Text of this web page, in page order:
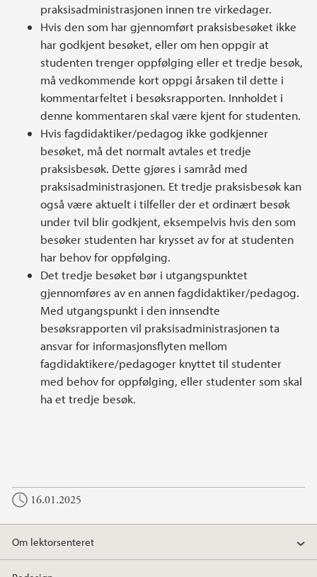
praksisadministrasjonen innen tre virkedager.
Hvis den som har gjennomført praksisbesøket ikke
har godkjent besøket, eller om hen oppgir at
studenten trenger oppfølging eller et tredje besøk,
må vedkommende kort oppgi årsaken til dette i
kommentarfeltet i besøksrapporten. Innholdet i
denne kommentaren skal være kjent for studenten.
Hvis fagdidaktiker/pedagog ikke godkjenner
besøket, må det normalt avtales et tredje
praksisbesøk. Dette gjøres i samråd med
praksisadministrasjonen. Et tredje praksisbesøk kan
også være aktuelt i tilfeller der et ordinært besøk
under tvil blir godkjent, eksempelvis hvis den som
besøker studenten har krysset av for at studenten
har behov for oppfølging.
Det tredje besøket bør i utgangspunktet
gjennomføres av en annen fagdidaktiker/pedagog.
Med utgangspunkt i den innsendte
besøksrapporten vil praksisadministrasjonen ta
ansvar for informasjonsflyten mellom
fagdidaktikere/pedagoger knyttet til studenter
med behov for oppfølging, eller studenter som skal
ha et tredje besøk.
16.01.2025
Om lektorsenteret